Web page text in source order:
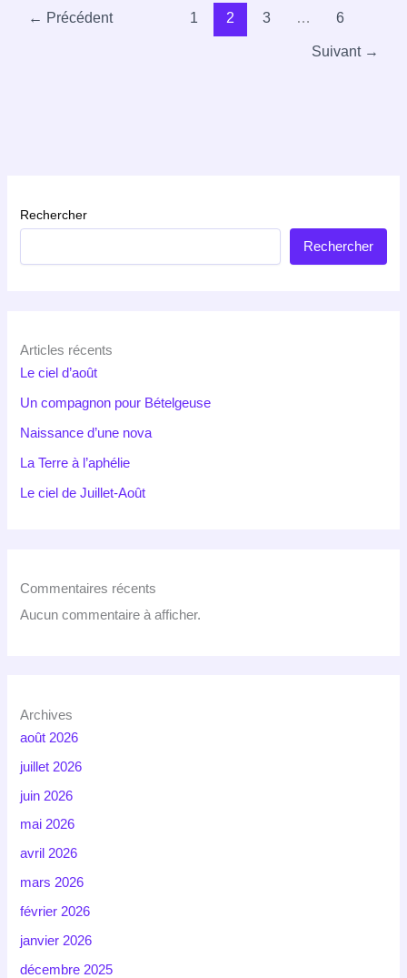
← Précédent 1 2 3 … 6
Suivant →
Rechercher
Rechercher
Articles récents
Le ciel d’août
Un compagnon pour Bételgeuse
Naissance d’une nova
La Terre à l’aphélie
Le ciel de Juillet-Août
Commentaires récents
Aucun commentaire à afficher.
Archives
août 2026
juillet 2026
juin 2026
mai 2026
avril 2026
mars 2026
février 2026
janvier 2026
décembre 2025